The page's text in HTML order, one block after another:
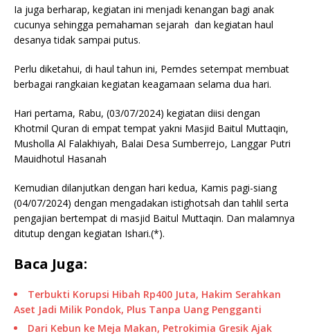
Ia juga berharap, kegiatan ini menjadi kenangan bagi anak
cucunya sehingga pemahaman sejarah dan kegiatan haul
desanya tidak sampai putus.
Perlu diketahui, di haul tahun ini, Pemdes setempat membuat
berbagai rangkaian kegiatan keagamaan selama dua hari.
Hari pertama, Rabu, (03/07/2024) kegiatan diisi dengan
Khotmil Quran di empat tempat yakni Masjid Baitul Muttaqin,
Musholla Al Falakhiyah, Balai Desa Sumberrejo, Langgar Putri
Mauidhotul Hasanah
Kemudian dilanjutkan dengan hari kedua, Kamis pagi-siang
(04/07/2024) dengan mengadakan istighotsah dan tahlil serta
pengajian bertempat di masjid Baitul Muttaqin. Dan malamnya
ditutup dengan kegiatan Ishari.(*).
Baca Juga:
Terbukti Korupsi Hibah Rp400 Juta, Hakim Serahkan
Aset Jadi Milik Pondok, Plus Tanpa Uang Pengganti
Dari Kebun ke Meja Makan, Petrokimia Gresik Ajak